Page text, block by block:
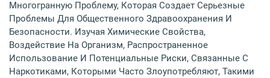
Многогранную Проблему, Которая Создает Серьезные
Проблемы Для Общественного Здравоохранения И
Безопасности. Изучая Химические Свойства,
Воздействие На Организм, Распространенное
Использование И Потенциальные Риски, Связанные С
Наркотиками, Которыми Часто Злоупотребляют, Такими